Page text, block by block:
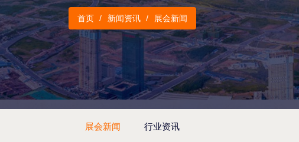
首页 新闻资讯 展会新闻
展会新闻 行业资讯